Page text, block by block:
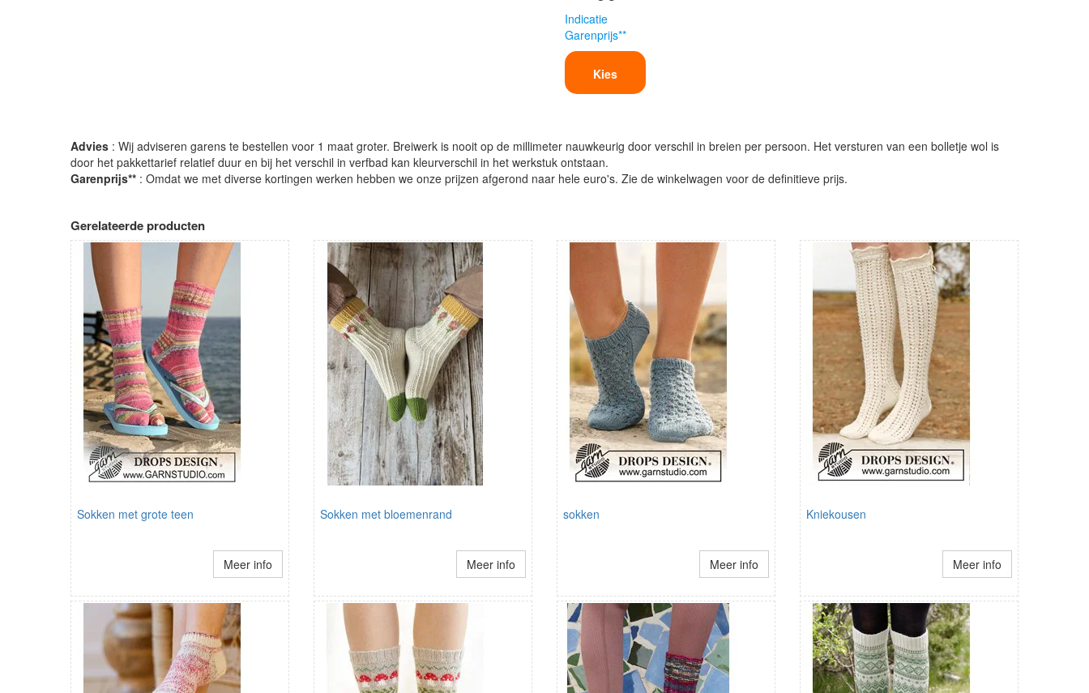
Indicatie
Garenprijs**
Kies
Advies : Wij adviseren garens te bestellen voor 1 maat groter. Breiwerk is nooit op de millimeter nauwkeurig door verschil in breien per persoon. Het versturen van een bolletje wol is
door het pakkettarief relatief duur en bij het verschil in verfbad kan kleurverschil in het werkstuk ontstaan.
Garenprijs** : Omdat we met diverse kortingen werken hebben we onze prijzen afgerond naar hele euro's. Zie de winkelwagen voor de definitieve prijs.
Gerelateerde producten
Sokken met grote teen
Meer info
Sokken met bloemenrand
Meer info
sokken
Meer info
Kniekousen
Meer info